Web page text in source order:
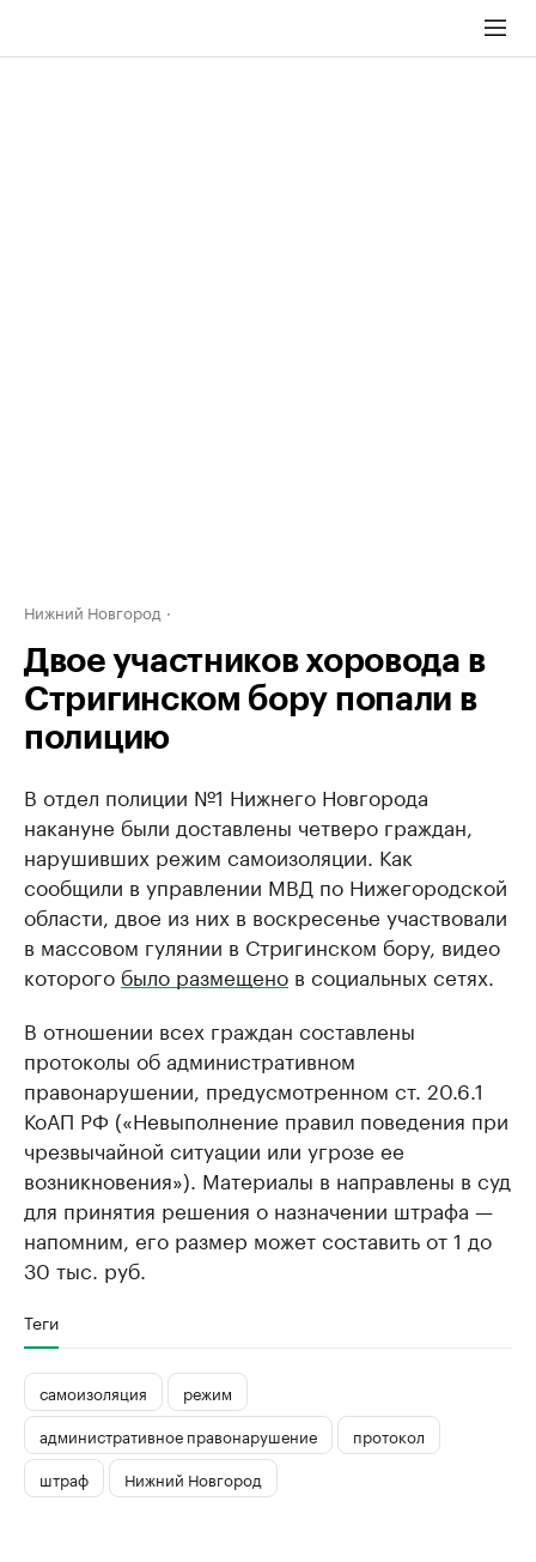
Нижний Новгород
Двое участников хоровода в
Стригинском бору попали в
полицию
В отдел полиции №1 Нижнего Новгорода
накануне были доставлены четверо граждан,
нарушивших режим самоизоляции. Как
сообщили в управлении МВД по Нижегородской
области, двое из них в воскресенье участвовали
в массовом гулянии в Стригинском бору, видео
которого было размещено в социальных сетях.
В отношении всех граждан составлены
протоколы об административном
правонарушении, предусмотренном ст. 20.6.1
КоАП РФ («Невыполнение правил поведения при
чрезвычайной ситуации или угрозе ее
возникновения»). Материалы в направлены в суд
для принятия решения о назначении штрафа —
напомним, его размер может составить от 1 до
30 тыс. руб.
Теги
самоизоляция
режим
административное правонарушение
протокол
штраф
Нижний Новгород